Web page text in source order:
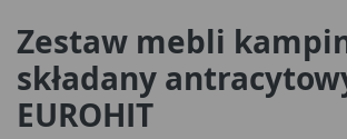
Zestaw mebli
składany
EUROHIT